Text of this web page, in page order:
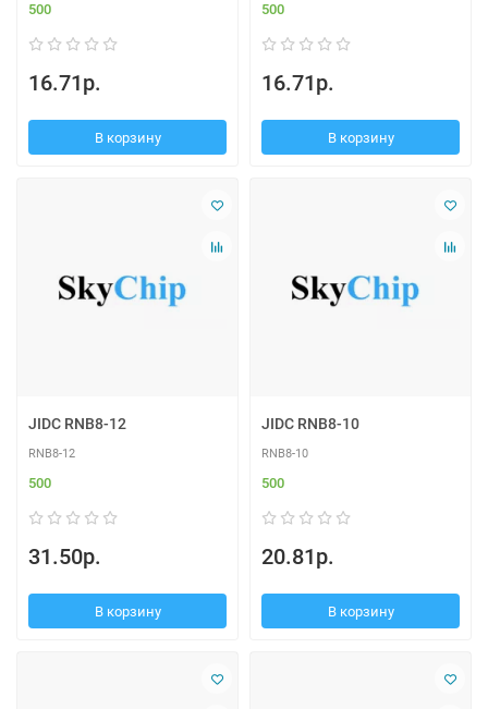
500
16.71р.
В корзину
500
16.71р.
В корзину
JIDC RNB8-12
RNB8-12
500
31.50р.
В корзину
JIDC RNB8-10
RNB8-10
500
20.81р.
В корзину